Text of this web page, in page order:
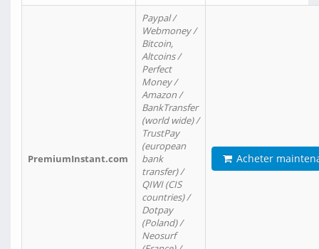
PremiumInstant.com
Paypal /
Webmoney /
Bitcoin,
Altcoins /
Perfect
Money /
Amazon /
BankTransfer
(world wide) /
TrustPay
(european
bank
transfer) /
QIWI (CIS
countries) /
Dotpay
(Poland) /
Neosurf
Acheter